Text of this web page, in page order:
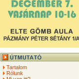
Tartalom
Rólunk